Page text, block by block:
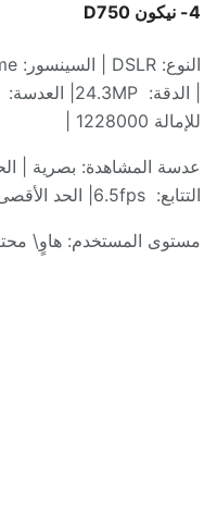
4- نيكون D750
النوع: DSLR | السينسور
الدقة:
24.3MP| العدسة:
للإمالة
عدسة المشاهدة: بصرية
التتابع:
6.5fps| الحد
مستوى المستخدم: هاوٍ\